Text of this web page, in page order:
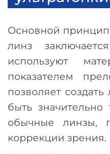
Основной принцип
линз
используют
показателем
позволяет
быть
обычные линзы,
коррекции зрения.